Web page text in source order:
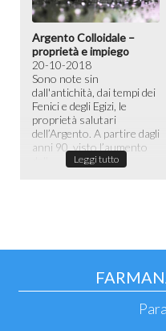
Argento Colloidale –
proprietà e impiego
20-10-2018
Sono note sin
dall'antichità, dai tempi dei
Fenici e degli Egizi, le
proprietà salutari
dell’Argento. A partire dagli
anni 90, visto l’aumento
Leggi tutto